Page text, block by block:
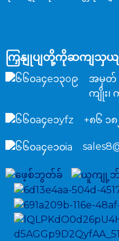
ကြှနျုပျတို့ကိုဆကျသှယျ
အမှတ်
ကျိုး၊
+၈၆ ၁